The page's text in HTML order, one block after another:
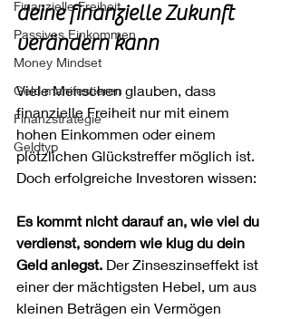
Finanzielle Freiheit
Passives Einkommen
Money Mindset
Geld manifestieren
Finanzstrategie
Geldtyp
deine finanzielle Zukunft
verändern kann
Viele Menschen glauben, dass
finanzielle Freiheit nur mit einem
hohen Einkommen oder einem
plötzlichen Glückstreffer möglich ist.
Doch erfolgreiche Investoren wissen:
Es kommt nicht darauf an, wie viel du
verdienst, sondern wie klug du dein
Geld anlegst. Der Zinseszinseffekt ist
einer der mächtigsten Hebel, um aus
kleinen Beträgen ein Vermögen